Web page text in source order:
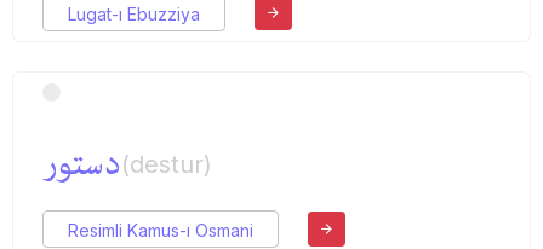
Lugat-ı Ebuzziya
دستور(destur)
Resimli Kamus-ı Osmani